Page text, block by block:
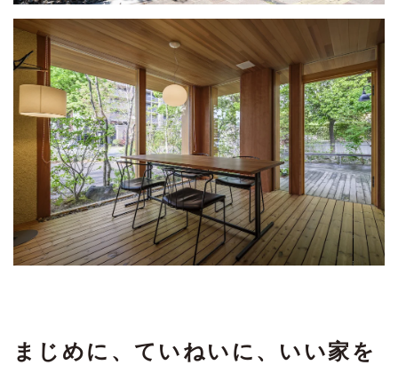
まじめに、ていねいに、いい家を